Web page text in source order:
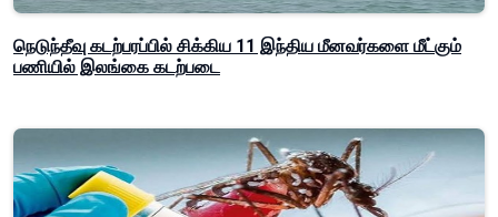
நெடுந்தீவு கடற்பரப்பில் சிக்கிய 11 இந்திய மீனவர்களை மீட்கும்
பணியில் இலங்கை கடற்படை